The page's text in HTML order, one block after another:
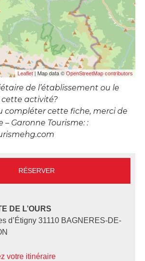
Leaflet| Map data ©OpenStreetMap contributors
de l’établissement ou le
activité?
compléter cette fiche, merci de
Garonne Tourisme: :
RÉSERVER
DE L’OURS
d’Étigny 31110 BAGNERES-DE-
votre itinéraire